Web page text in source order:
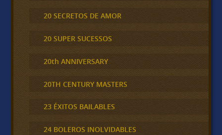
20 SECRETOS DE AMOR
20 SUPER SUCESSOS
20th ANNIVERSARY
20TH CENTURY MASTERS
23 ÉXITOS BAILABLES
24 BOLEROS INOLVIDABLES